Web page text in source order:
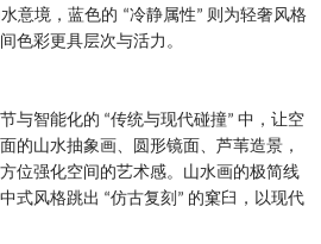
意境，蓝色的 “冷静属性” 则为轻奢风格
色彩更具层次与活力。
与智能化的 “传统与现代碰撞” 中，让空
的山水抽象画、圆形镜面、芦苇造景，
位强化空间的艺术感。山水画的极简线
式风格跳出 “仿古复刻 ” 的窠臼，以现代